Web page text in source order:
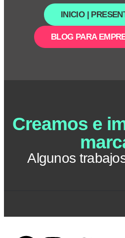
INICIO |
BLOG PARA
Creamos e
Algunos